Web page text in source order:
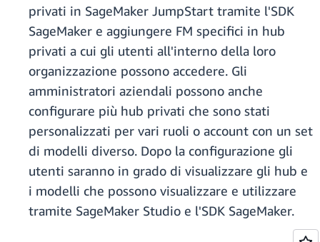
privati in SageMaker JumpStart tramite l'SDK
SageMaker e aggiungere FM specifici in hub
privati a cui gli utenti all'interno della loro
organizzazione possono accedere. Gli
amministratori aziendali possono anche
configurare più hub privati che sono stati
personalizzati per vari ruoli o account con un set
di modelli diverso. Dopo la configurazione gli
utenti saranno in grado di visualizzare gli hub e
i modelli che possono visualizzare e utilizzare
tramite SageMaker Studio e l'SDK SageMaker.